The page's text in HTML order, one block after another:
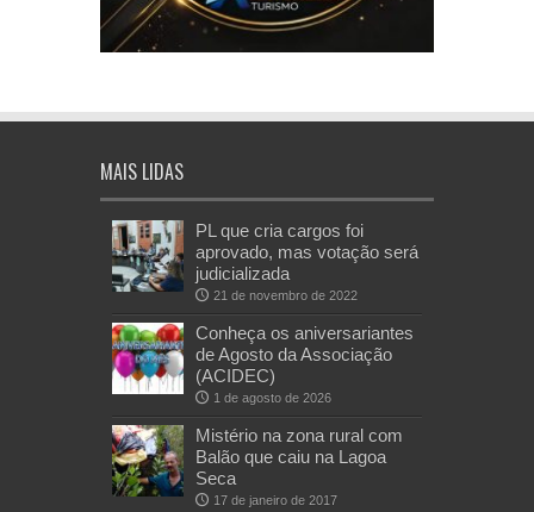
MAIS LIDAS
PL que cria cargos foi
aprovado, mas votação será
judicializada
21 de novembro de 2022
Conheça os aniversariantes
de Agosto da Associação
(ACIDEC)
1 de agosto de 2026
Mistério na zona rural com
Balão que caiu na Lagoa
Seca
17 de janeiro de 2017